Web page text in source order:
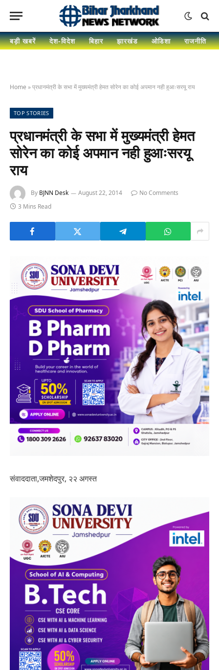
बड़ी खबरें देश-विदेश बिहार झारखंड ओडिशा राजनीति
Home »प्रधानमंत्री के सभा में मुख्यमंत्री हेमत सोरेन का कोई अपमान नही हुआःसरयू राय
TOP STORIES
प्रधानमंत्री के सभा में मुख्यमंत्री हेमत
सोरेन का कोई अपमान नही हुआःसरयू
राय
By BJNN Desk August 22, 2014
No Comments
3 Mins Read
संवाददाता,जमशेदपुर, २२ अगस्त